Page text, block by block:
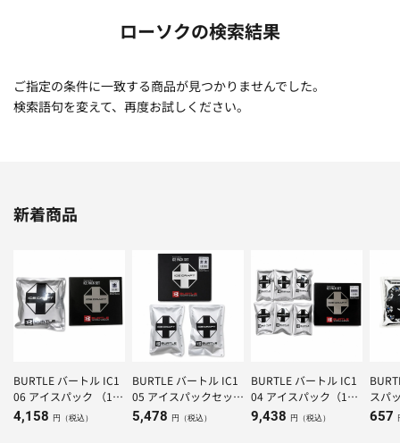
ローソクの検索結果
ご指定の条件に一致する商品が見つかりませんでした。
検索語句を変えて、再度お試しください。
新着商品
BURTLE バートル IC1
06 アイスパック （1K
g）×1個
4,158 円（税込）
BURTLE バートル IC1
05 アイスパックセット
（500g）×２個
5,478 円（税込）
BURTLE バートル IC1
04 アイスパック（150
g）×6個
9,438 円（税込）
スパ
657